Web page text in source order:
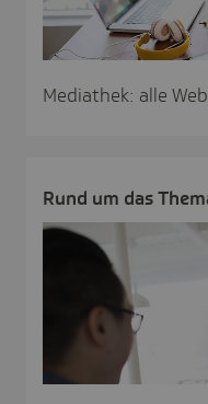
Mediathek: alle
Rund um das